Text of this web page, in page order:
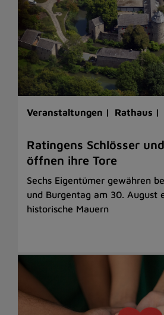
Veranstaltungen | Rathaus |
Ratingens Schlösser
öffnen ihre Tore
Sechs Eigentümer gewähren
und Burgentag am 30. August
historische Mauern